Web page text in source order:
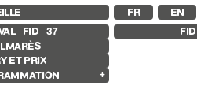
FR EN
FID 37
ET PRIX